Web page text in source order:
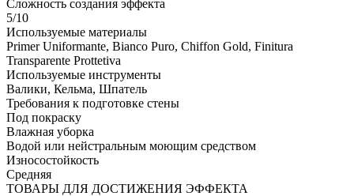
Сложность создания эффекта
5/10
Используемые материалы
Primer Uniformante, Bianco Puro, Chiffon Gold, Finitura
Transparente Prottetiva
Используемые инструменты
Валики, Кельма, Шпатель
Требования к подготовке стены
Под покраску
Влажная уборка
Водой или нейстральным моющим средством
Износостойкость
Средняя
ТОВАРЫ ДЛЯ ДОСТИЖЕНИЯ ЭФФЕКТА